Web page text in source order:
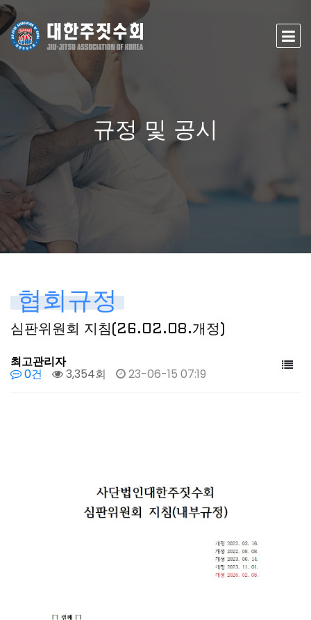
규정 및 공시
협회규정
심판위원회 지침(26.02.08.개정)
최고관리자
0건 3,354회 23-06-15 07:19